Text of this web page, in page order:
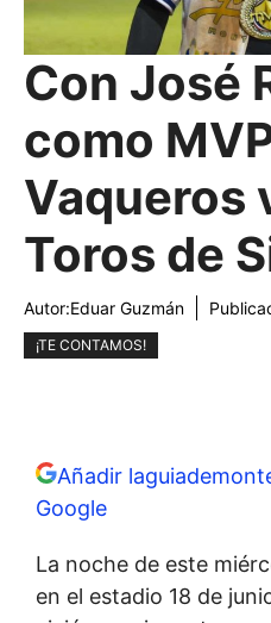
Con José
como
Vaqueros
Toros de
Autor:Eduar Guzmán
¡TE CONTAMOS!
Añadir
Google
La noche de este
en el estadio 18 de